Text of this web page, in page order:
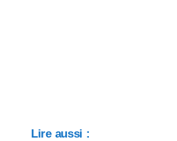
Lire aussi :